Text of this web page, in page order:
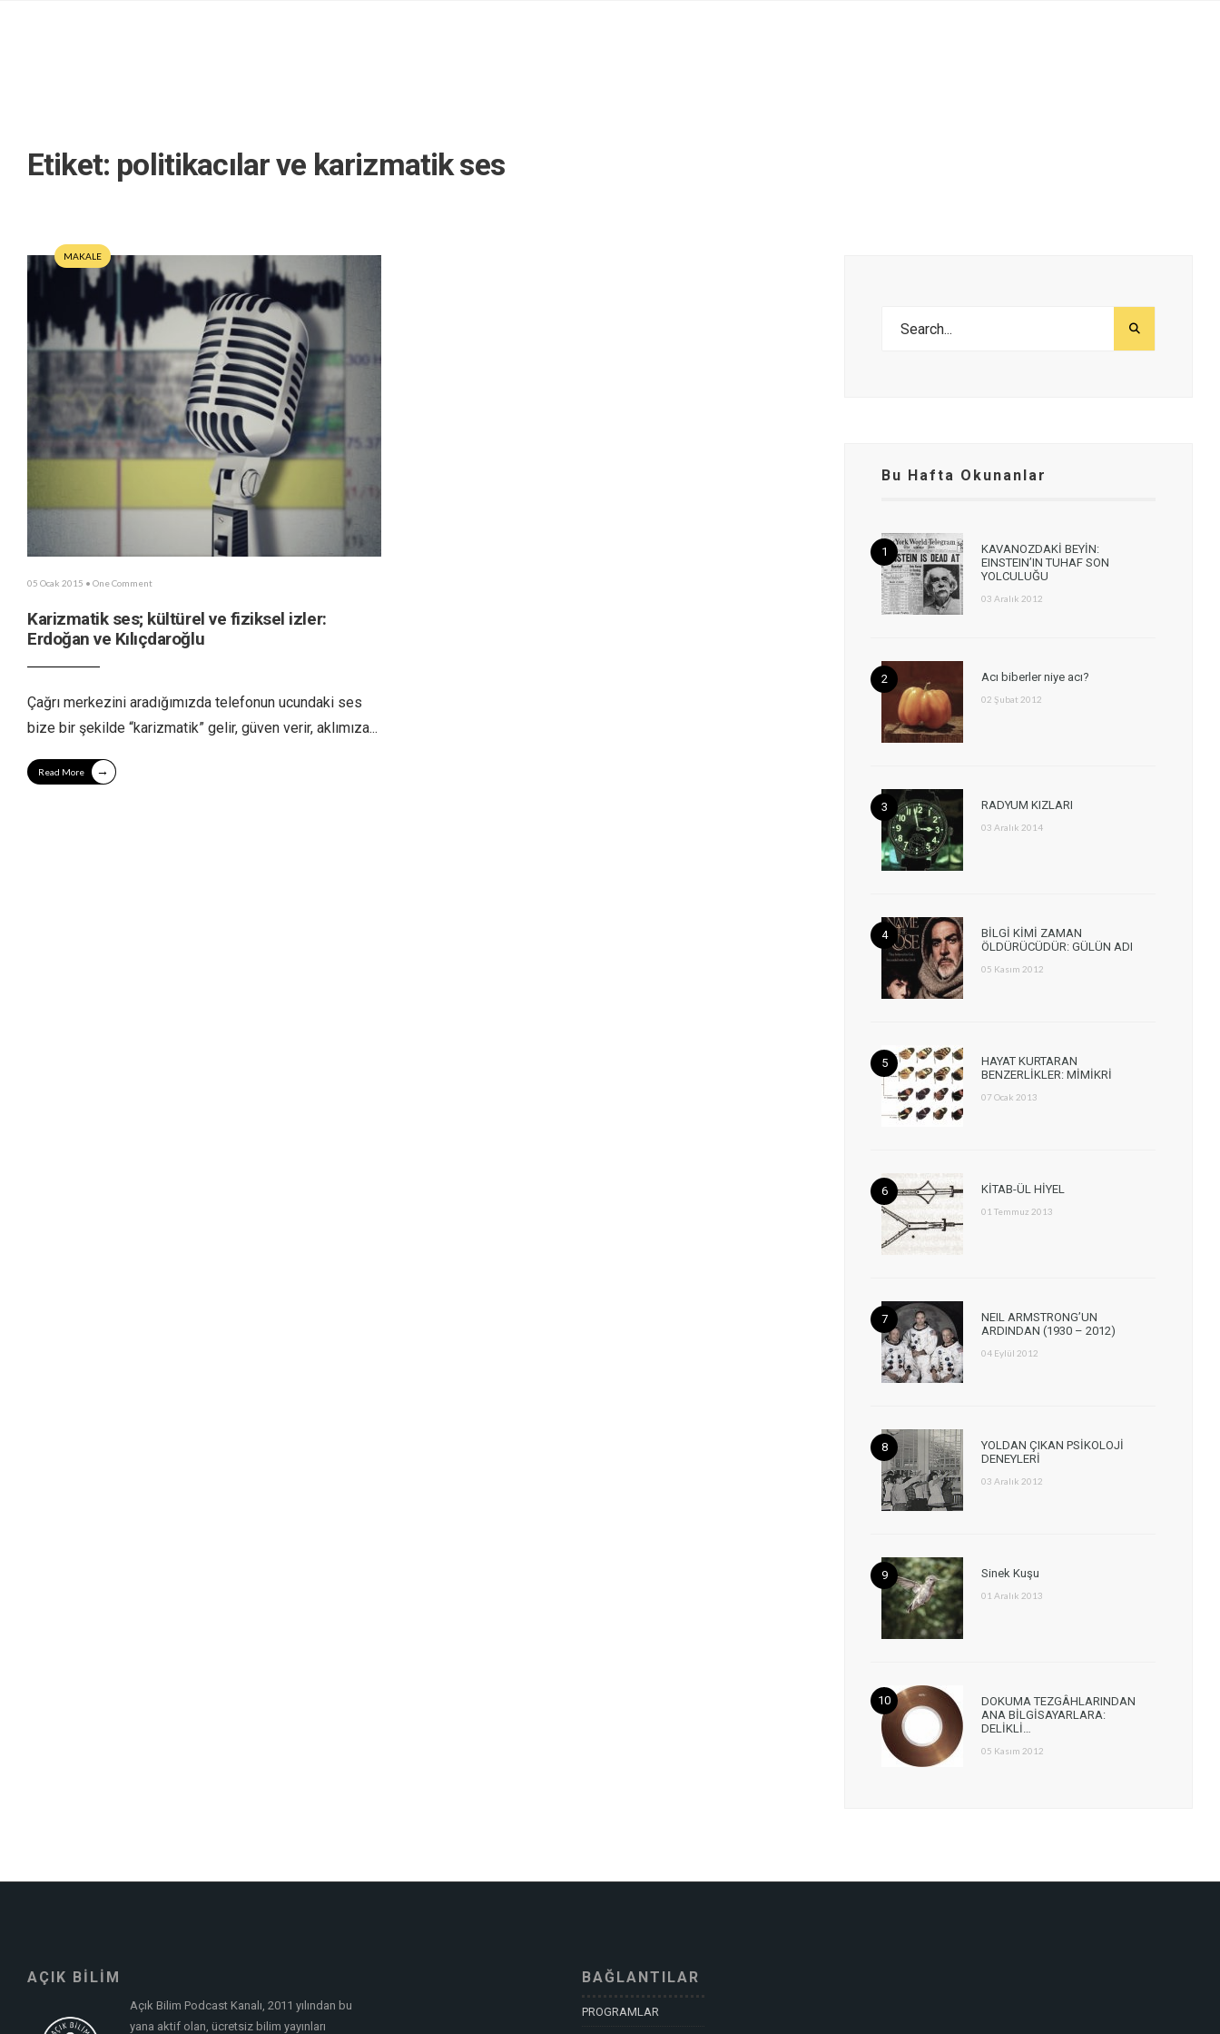
Etiket: politikacılar ve karizmatik ses
MAKALE
05 Ocak 2015 • One Comment
Karizmatik ses; kültürel ve fiziksel izler:
Erdoğan ve Kılıçdaroğlu
Çağrı merkezini aradığımızda telefonun ucundaki ses
bize bir şekilde “karizmatik” gelir, güven verir, aklımıza...
Read More →
Bu Hafta Okunanlar
KAVANOZDAKİ BEYİN:
EINSTEIN’IN TUHAF SON
YOLCULUĞU
03 Aralık 2012
Acı biberler niye acı?
02 Şubat 2012
RADYUM KIZLARI
03 Aralık 2014
BİLGİ KİMİ ZAMAN
ÖLDÜRÜCÜDÜR: GÜLÜN ADI
05 Kasım 2012
HAYAT KURTARAN
BENZERLİKLER: MİMİKRİ
07 Ocak 2013
KİTAB-ÜL HİYEL
01 Temmuz 2013
NEIL ARMSTRONG’UN
ARDINDAN (1930 – 2012)
04 Eylül 2012
YOLDAN ÇIKAN PSİKOLOJİ
DENEYLERİ
03 Aralık 2012
Sinek Kuşu
01 Aralık 2013
DOKUMA TEZGÂHLARINDAN
ANA BİLGİSAYARLARA:
DELİKLİ…
05 Kasım 2012
AÇIK BİLİM
Açık Bilim Podcast Kanalı, 2011 yılından bu
yana aktif olan, ücretsiz bilim yayınları
BAĞLANTILAR
PROGRAMLAR